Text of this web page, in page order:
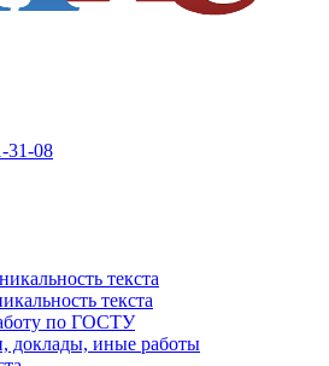
31-08
текста
текста
по ГОСТУ
доклады, иные работы